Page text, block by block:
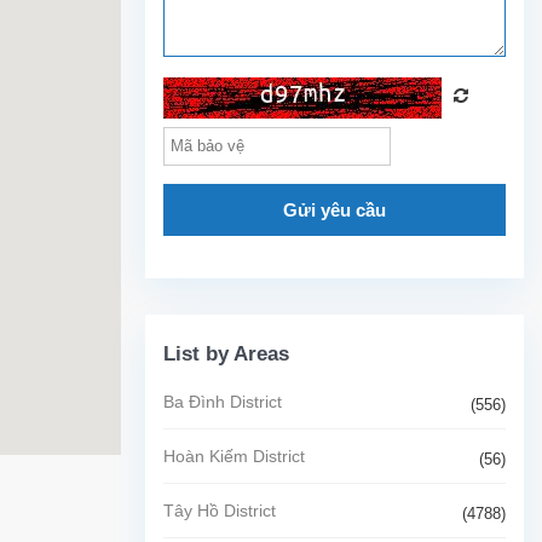
Gửi yêu cầu
List by Areas
Ba Đình District (556)
Hoàn Kiếm District (56)
Tây Hồ District (4788)